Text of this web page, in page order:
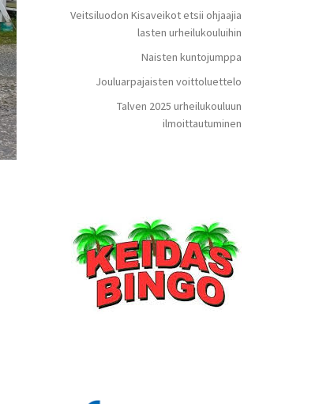
Veitsiluodon Kisaveikot etsii ohjaajia
lasten urheilukouluihin
Naisten kuntojumppa
Jouluarpajaisten voittoluettelo
Talven 2025 urheilukouluun
ilmoittautuminen